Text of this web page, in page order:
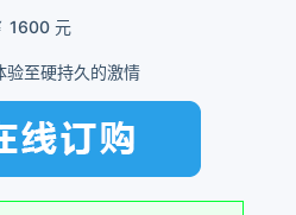
1600 元
验至硬持久的激情